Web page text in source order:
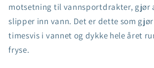
motsetning til vannsportdrakter, gjør
slipper inn vann. Det er dette som
timesvis i vannet og dykke hele året
fryse.